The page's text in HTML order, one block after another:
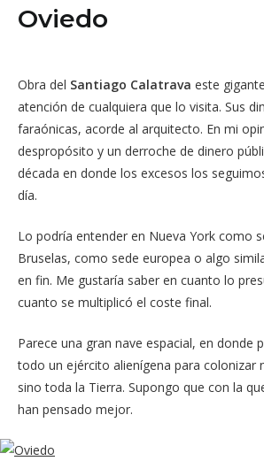
Oviedo
Obra del Santiago Calatrava este
atención de cualquiera que lo visita. Sus
faraónicas, acorde al arquitecto. En mi
despropósito y un derroche de dinero
década en donde los excesos los
día.
Lo podría entender en Nueva York como
Bruselas, como sede europea o algo
en fin. Me gustaría saber en cuanto lo
cuanto se multiplicó el coste final.
Parece una gran nave espacial, en donde
todo un ejército alienígena para colonizar
sino toda la Tierra. Supongo que con la
han pensado mejor.